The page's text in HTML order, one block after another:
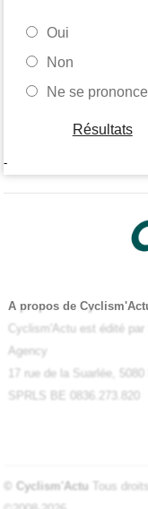
Oui
Non
Ne se
Résultats
-
A propos de
Cyclism'Actu est édité par
Agency
17 rue de la Suarlée,
SPRLS BE 0836.273.820
© Cyclism'Actu Tous